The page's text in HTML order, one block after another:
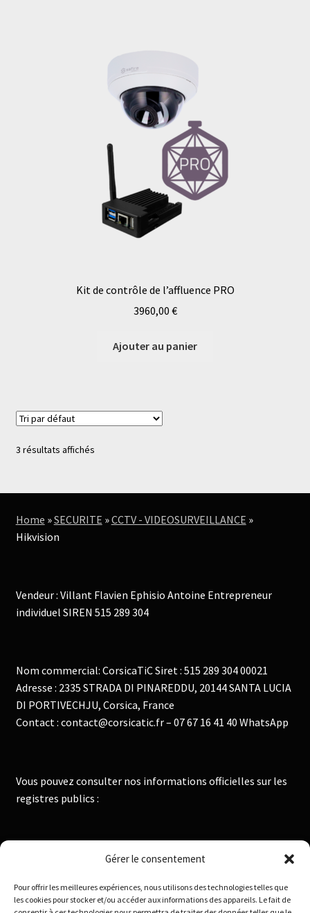
Gérer le consentement
Pour offrir les meilleures expériences, nous utilisons des technologies telles que
les cookies pour stocker et/ou accéder aux informations des appareils. Le fait de
Kit de contrôle de l’affluence PRO
3960,00 €
Ajouter au panier
3 résultats affichés
Home »SECURITE »CCTV - VIDEOSURVEILLANCE »
Hikvision
Vendeur : Villant Flavien Ephisio Antoine Entrepreneur
individuel SIREN 515 289 304
Nom commercial: CorsicaTiC Siret : 515 289 304 00021
Adresse : 2335 STRADA DI PINAREDDU, 20144 SANTA LUCIA
DI PORTIVECHJU, Corsica, France
Contact : contact@corsicatic.fr – 07 67 16 41 40 WhatsApp
Vous pouvez consulter nos informations officielles sur les
registres publics :
Institut National de la Propriété Industrielle :
Infogreffe : https://www.infogreffe.fr